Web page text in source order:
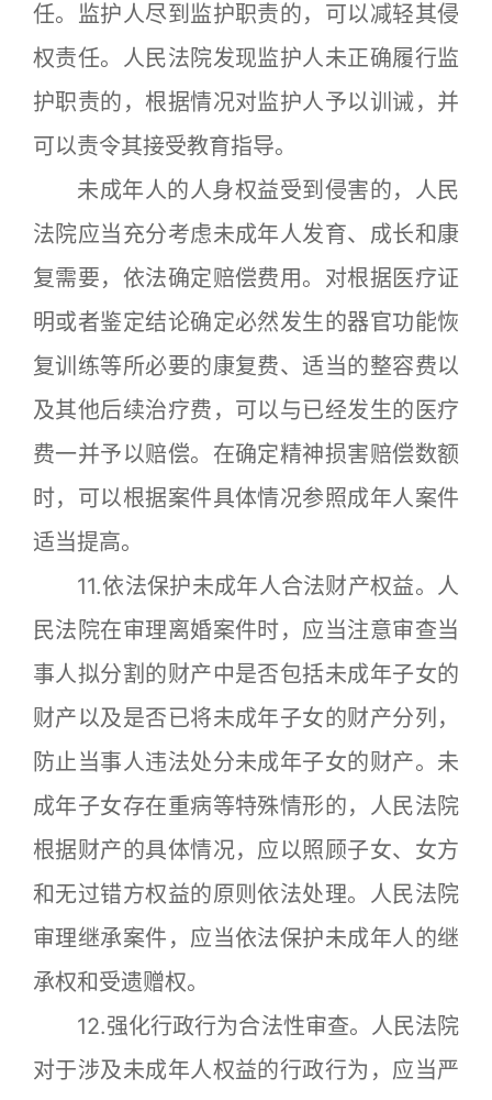
任。监护人尽到监护职责的，可以减轻其侵
权责任。人民法院发现监护人未正确履行监
护职责的，根据情况对监护人予以训诫，并
可以责令其接受教育指导。
未成年人的人身权益受到侵害的，人民
法院应当充分考虑未成年人发育、成长和康
复需要，依法确定赔偿费用。对根据医疗证
明或者鉴定结论确定必然发生的器官功能恢
复训练等所必要的康复费、适当的整容费以
及其他后续治疗费，可以与已经发生的医疗
费一并予以赔偿。在确定精神损害赔偿数额
时，可以根据案件具体情况参照成年人案件
适当提高。
11.依法保护未成年人合法财产权益。人
民法院在审理离婚案件时，应当注意审查当
事人拟分割的财产中是否包括未成年子女的
财产以及是否已将未成年子女的财产分列，
防止当事人违法处分未成年子女的财产。未
成年子女存在重病等特殊情形的，人民法院
根据财产的具体情况，应以照顾子女、女方
和无过错方权益的原则依法处理。人民法院
审理继承案件，应当依法保护未成年人的继
承权和受遗赠权。
12.强化行政行为合法性审查。人民法院
对于涉及未成年人权益的行政行为，应当严